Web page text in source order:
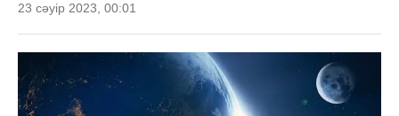
23 сәуір 2023, 00:01